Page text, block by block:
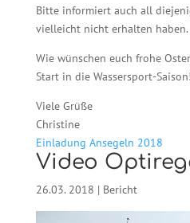
Bitte informiert auch all
vielleicht nicht erhalten haben.
Wie wünschen euch frohe
Start in die Wassersport-Saison!
Viele Grüße
Christine
Einladung Ansegeln 2018
Video
26.03. 2018 | Bericht